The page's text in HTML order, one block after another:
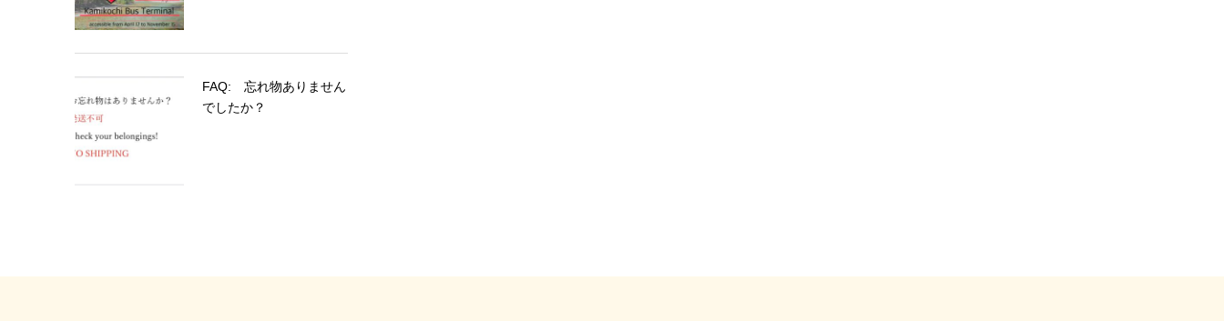
FAQ: 忘れ物ありません
でしたか？